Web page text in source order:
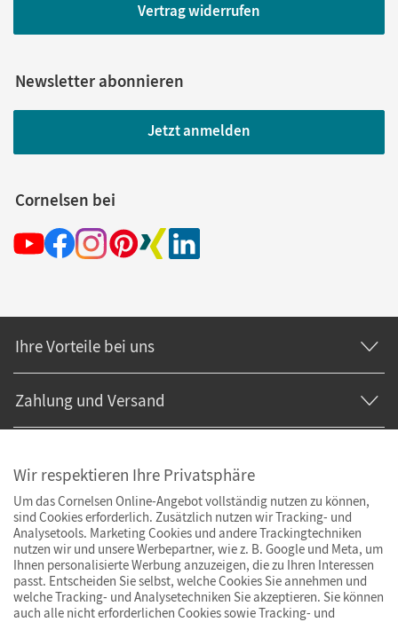
Vertrag widerrufen
Newsletter abonnieren
Jetzt anmelden
Cornelsen bei
Ihre Vorteile bei uns
Zahlung und Versand
Wir respektieren Ihre Privatsphäre
Um das Cornelsen Online-Angebot vollständig nutzen zu können,
sind Cookies erforderlich. Zusätzlich nutzen wir Tracking- und
Analysetools. Marketing Cookies und andere Trackingtechniken
nutzen wir und unsere Werbepartner, wie z. B. Google und Meta, um
Ihnen personalisierte Werbung anzuzeigen, die zu Ihren Interessen
passt. Entscheiden Sie selbst, welche Cookies Sie annehmen und
welche Tracking- und Analysetechniken Sie akzeptieren. Sie können
auch alle nicht erforderlichen Cookies sowie Tracking- und